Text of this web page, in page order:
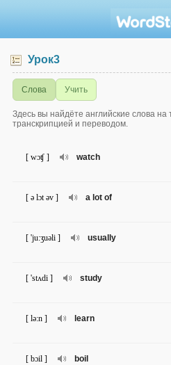
Урок3
Слова Учить
Здесь вы найдёте английские слова на
транскрипцией и переводом.
watch
[ wɔʧ ]
a lot of
[ ə lɔt əv ]
usually
[ 'ju:ʒuəli ]
study
[ 'stʌdi ]
learn
[ lə:n ]
boil
[ bɔil ]